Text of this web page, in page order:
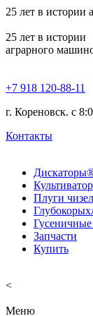
25 лет в истории
25 лет в истории
аграрного
+7 918 120-88-11
г. Кореновск. c
Контакты
Плуги
Запчасти
Купить
<
Меню